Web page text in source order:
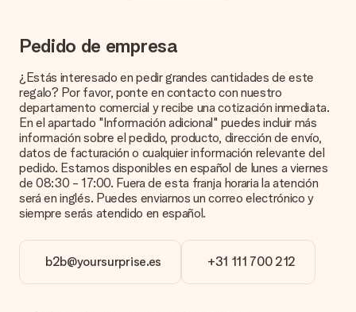
¿Cómo puedo saber si mi imagen tiene la calidad
adecuada?
satisfecho con tu regalo. Por eso es importante utilizar fotos
de alta calidad. Si no estás seguro de la calidad de la imagen,
ponte en contacto con nuestro equipo de atención al cliente e
incluye la foto junto con el regalo que te interesa encargar.
Ellos podrán comprobar la calidad por ti.
¿Qué formatos puedo cargar?
Puedes carga archivos JPG y PNG en nuestro editor. ¿Es
esto demasiado técnico o tienes una imagen de un formato
diferente que te gustaría usar? Ponte en contacto con
encantados de ayudarte para que puedas crear el regalo que
deseas!
disponible?
Pedido de empresa
¿Estás interesado en pedir grandes cantidades de este
regalo? Por favor, ponte en contacto con nuestro
departamento comercial y recibe una cotización inmediata.
En el apartado "Información adicional" puedes incluir más
información sobre el pedido, producto, dirección de envío,
datos de facturación o cualquier información relevante del
pedido. Estamos disponibles en español de lunes a viernes
de 08:30 - 17:00. Fuera de esta franja horaria la atención
será en inglés. Puedes enviarnos un correo electrónico y
siempre serás atendido en español.
b2b@yoursurprise.es +31 111 700 212